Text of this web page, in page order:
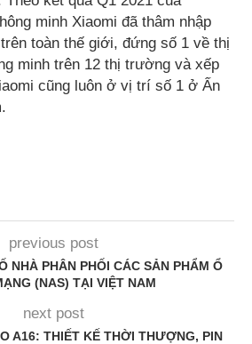
minh Xiaomi đã thâm nhập
toàn thế giới, đứng số 1 về thị
minh trên 12 thị trường và xếp
cũng luôn ở vị trí số 1 ở Ấn
previous post
NHÀ PHÂN PHỐI CÁC SẢN PHẨM Ổ
(NAS) TẠI VIỆT NAM
next post
A16: THIẾT KẾ THỜI THƯỢNG, PIN